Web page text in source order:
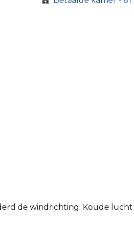
de windrichting. Koude